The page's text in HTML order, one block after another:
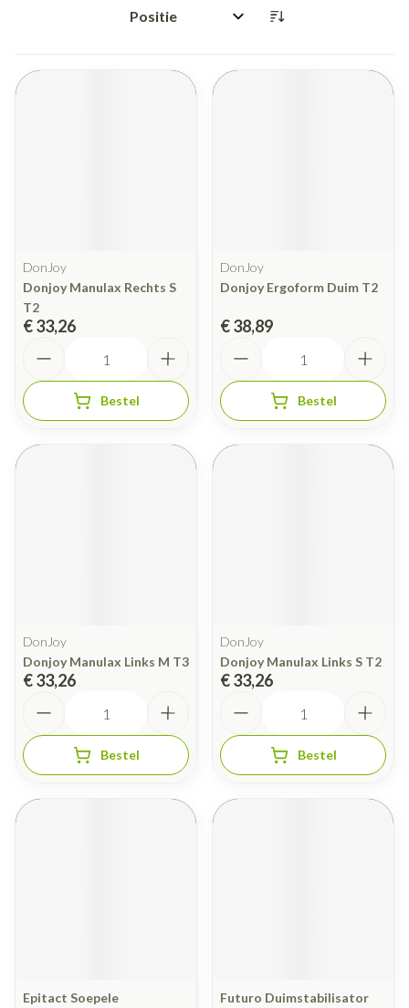
Sorteer op:
DonJoy
Donjoy Manulax Rechts S
T2
€ 33,26
Bestel
DonJoy
Donjoy Ergoform Duim T2
€ 38,89
Bestel
DonJoy
Donjoy Manulax Links M T3
€ 33,26
Bestel
DonJoy
Donjoy Manulax Links S T2
€ 33,26
Bestel
Epitact Soepele
Futuro Duimstabilisator